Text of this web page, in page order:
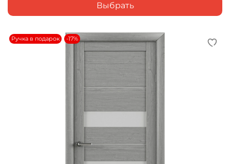
Выбрать
Ручка в подарок -17%